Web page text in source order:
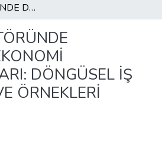
TEKSTİL SEKTÖRÜNDE DÖNGÜSEL EKONOMİ UYGULAMALARI: DÖNGÜSEL İŞ MODELLERİ VE ÖRNEKLERİ
DÖNGÜSEL İŞ
ÖRNEKLERİ